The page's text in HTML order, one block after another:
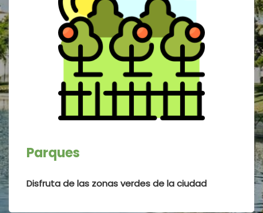
Parques
Disfruta de las zonas verdes de la ciudad